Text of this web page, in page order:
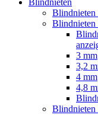
Blindnieten
3 mm
3,2
4 mm
4,8